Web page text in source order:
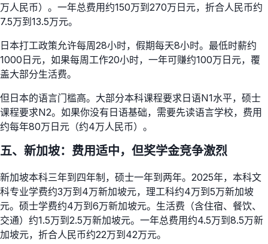
万人民币）。一年总费用约150万到270万日元，折合人民币约
7.5万到13.5万元。
日本打工政策允许每周28小时，假期每天8小时。最低时薪约
1000日元，如果每周工作20小时，一年可赚约100万日元，覆
盖大部分生活费。
但日本的语言门槛高。大部分本科课程要求日语N1水平，硕士
课程要求N2。如果你没有日语基础，需要先读语言学校，费用
约每年80万日元（约4万人民币）。
五、新加坡：费用适中，但奖学金竞争激烈
新加坡本科三年到四年制，硕士一年到两年。2025年，本科文
科专业学费约3万到4万新加坡元，理工科约4万到5万新加坡
元。硕士学费约4万到6万新加坡元。生活费（含住宿、餐饮、
交通）约1.5万到2.5万新加坡元。一年总费用约4.5万到8.5万新
加坡元，折合人民币约22万到42万元。